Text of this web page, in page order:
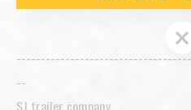
--
SJ trailer company
お問い合わせ・